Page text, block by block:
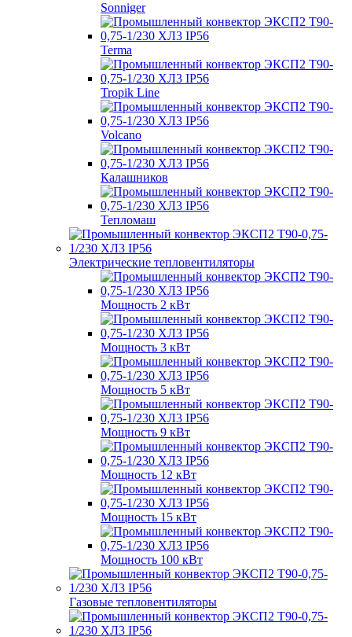
Sonniger
Terma
Tropik Line
Volcano
Калашников
Тепломаш
Электрические тепловентиляторы
Мощность 2 кВт
Мощность 3 кВт
Мощность 5 кВт
Мощность 9 кВт
Мощность 12 кВт
Мощность 15 кВт
Мощность 100 кВт
Газовые тепловентиляторы